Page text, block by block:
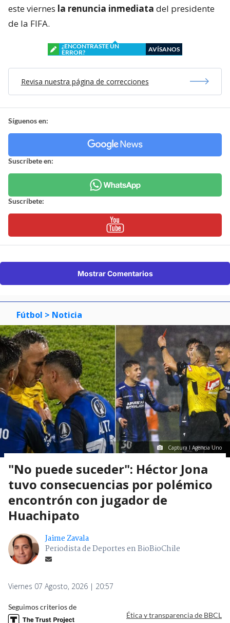
este viernes la renuncia inmediata del presidente
de la FIFA.
¿ENCONTRASTE UN
ERROR?
AVÍSANOS
Revisa nuestra página de correcciones
Síguenos en:
Suscríbete en:
Suscríbete:
Mostrar Comentarios
Fútbol > Noticia
Captura I Agencia Uno
"No puede suceder": Héctor Jona
tuvo consecuencias por polémico
encontrón con jugador de
Huachipato
Jaime Zavala
Periodista de Deportes en BioBioChile
Viernes 07 Agosto, 2026 | 20:57
Seguimos criterios de
Ética y transparencia de BBCL